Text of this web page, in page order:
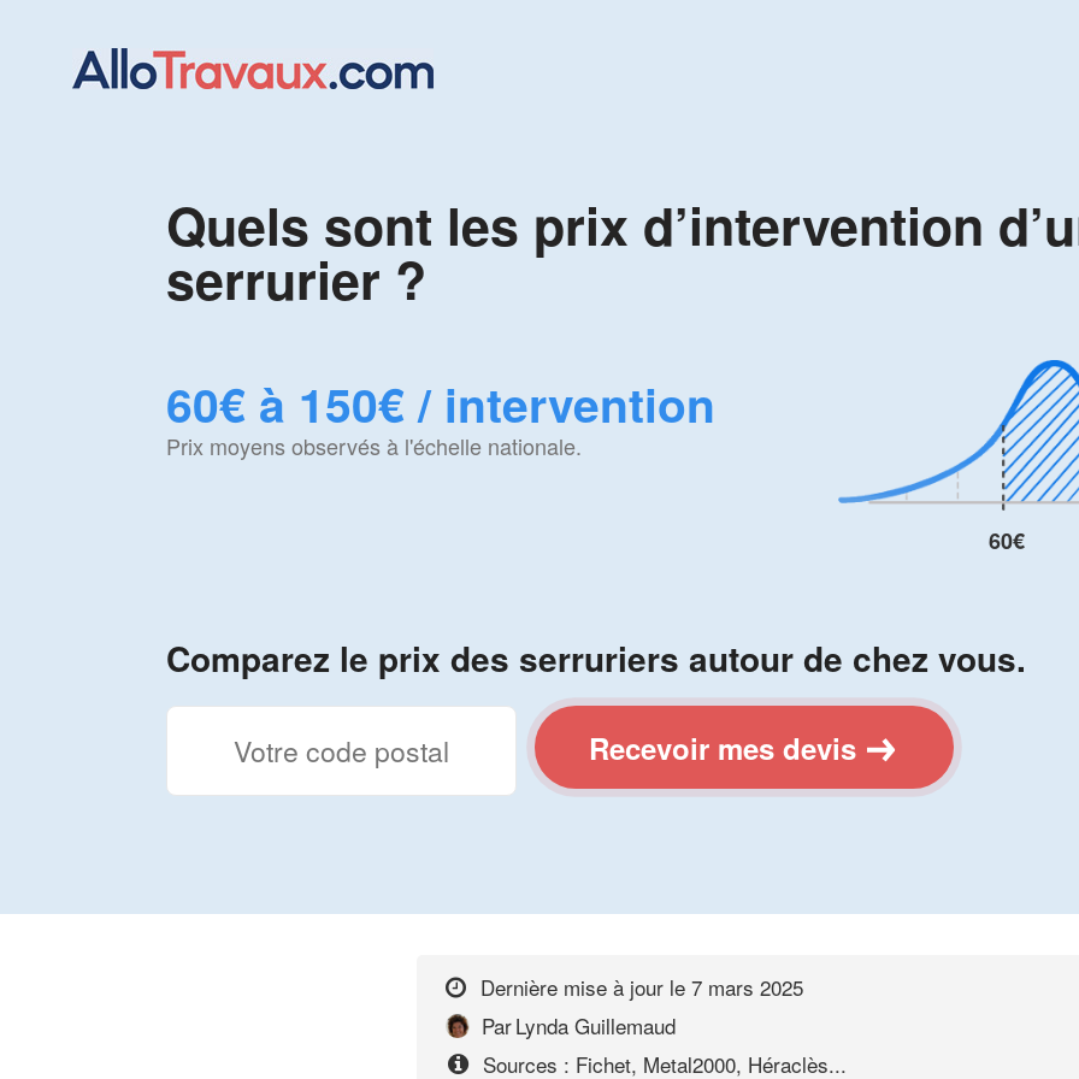
Quels sont les prix d’intervention
serrurier ?
60€ à 150€ / intervention
Prix moyens observés à l'échelle nationale.
60€
Comparez le prix des serruriers autour de chez vous.
Recevoir mes devis
Dernière mise à jour le 7 mars 2025
ParLynda Guillemaud
Sources : Fichet, Metal2000, Héraclès...